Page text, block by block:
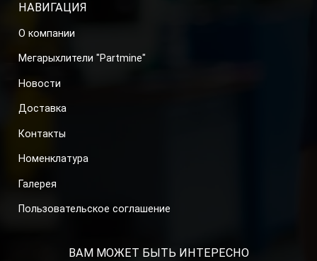
НАВИГАЦИЯ
О компании
Мегарыхлители "Partmine"
Новости
Доставка
Контакты
Номенклатура
Галерея
Пользовательское соглашение
ВАМ МОЖЕТ БЫТЬ ИНТЕРЕСНО